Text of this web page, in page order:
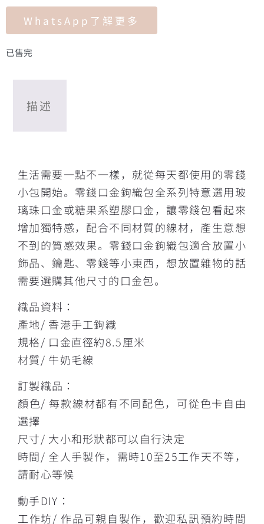
WhatsApp了解更多
已售完
描述
生活需要一點不一樣，就從每天都使用的零錢
小包開始。零錢口金鉤織包全系列特意選用玻
璃珠口金或糖果系塑膠口金，讓零錢包看起來
增加獨特感，配合不同材質的線材，產生意想
不到的質感效果。零錢口金鉤織包適合放置小
飾品、鑰匙、零錢等小東西，想放置雜物的話
需要選購其他尺寸的口金包。
織品資料：
產地/ 香港手工鉤織
規格/ 口金直徑約8.5厘米
材質/ 牛奶毛線
訂製織品：
顏色/ 每款線材都有不同配色，可從色卡自由
選擇
尺寸/ 大小和形狀都可以自行決定
時間/ 全人手製作，需時10至25工作天不等，
請耐心等候
動手DIY：
工作坊/ 作品可親自製作，歡迎私訊預約時間